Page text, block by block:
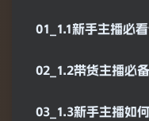
01_1.1新手主播必
02_1.2带货主播必
03_1.3新手主播如